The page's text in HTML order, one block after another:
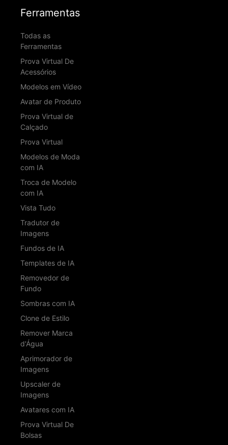
Ferramentas
Todas as
Ferramentas
Prova Virtual De
Acessórios
Modelos em Vídeo
Avatar de Produto
Prova Virtual de
Calçado
Prova Virtual
Modelos de Moda
com IA
Troca de Modelo
com IA
Vista Tudo
Tradutor de
Imagens
Fundos de IA
Templates de IA
Removedor de
Fundo
Sombras com IA
Clone de Estilo
Remover Marca
d'Água
Aprimorador de
Imagens
Upscaler de
Imagens
Avatares com IA
Prova Virtual De
Bolsas